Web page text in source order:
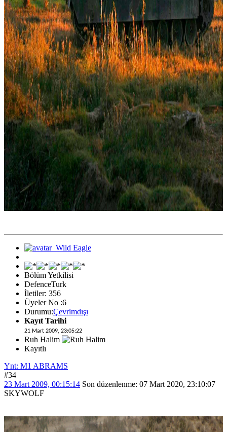
Bölüm Yetkilisi
DefenceTurk
İletiler: 356
Üyeler No :6
Durumu:Çevrimdışı
Kayıt Tarihi
21 Mart 2009, 23:05:22
Ruh Halim
Kayıtlı
Ynt: M1 ABRAMS
#34
23 Mart 2009, 00:15:14 Son düzenlenme: 07 Mart 2020, 23:10:07
SKYWOLF